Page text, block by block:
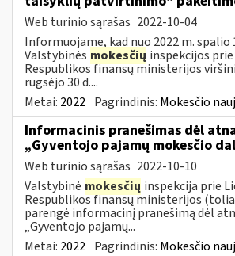
Web turinio sąrašas 2022-10-04
Informuojame, kad nuo 2022 m. spalio
Valstybinės mokesčių inspekcijos
Respublikos finansų ministerijos
rugsėjo 30 d....
Metai: 2022 Pagrindinis: Mokesčio
Informacinis pranešimas dėl
„Gyventojo pajamų mokesčio
Web turinio sąrašas 2022-10-10
Valstybinė mokesčių inspekcija prie
Respublikos finansų ministerijos
parengė informacinį pranešimą dėl
„Gyventojo pajamų...
Metai: 2022 Pagrindinis: Mokesčio